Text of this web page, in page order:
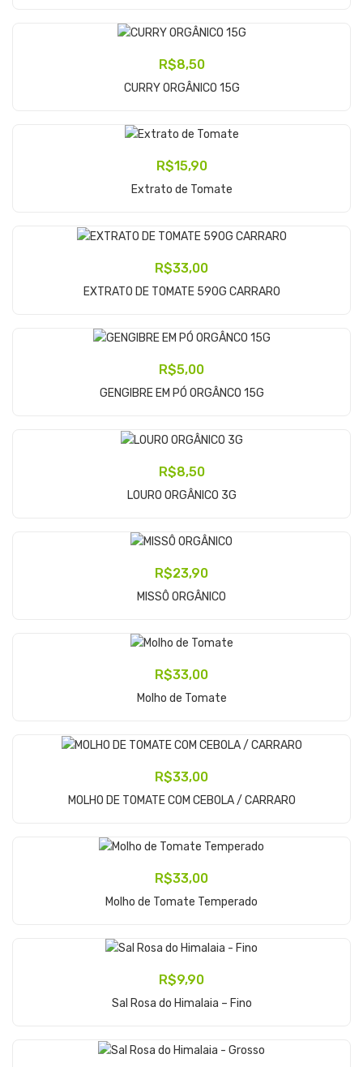
R$8,50
CURRY ORGÂNICO 15G
R$15,90
Extrato de Tomate
Adicionar Ao Carrinho
R$33,00
EXTRATO DE TOMATE 590G CARRARO
R$5,00
GENGIBRE EM PÓ ORGÂNCO 15G
R$8,50
LOURO ORGÂNICO 3G
R$23,90
MISSÔ ORGÂNICO
R$33,00
Molho de Tomate
R$33,00
MOLHO DE TOMATE COM CEBOLA / CARRARO
R$33,00
Molho de Tomate Temperado
R$9,90
Sal Rosa do Himalaia – Fino